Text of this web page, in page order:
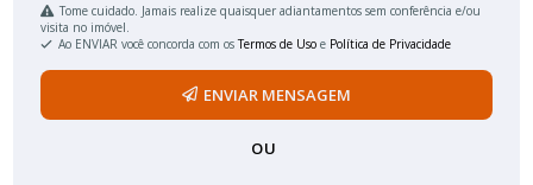
Tome cuidado. Jamais realize quaisquer adiantamentos sem conferência e/ou
visita no imóvel.
Ao ENVIAR você concorda com osTermos de Uso e Política de Privacidade
ENVIAR MENSAGEM
OU